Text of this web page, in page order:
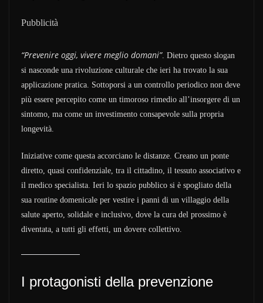
Pubblicità
“Prevenire oggi, vivere meglio domani”. Dietro questo slogan
si nasconde una rivoluzione culturale che ieri ha trovato la sua
applicazione pratica. Sottoporsi a un controllo periodico non deve
più essere percepito come un timoroso rimedio all’insorgere di un
sintomo, ma come un investimento consapevole sulla propria
longevità.
Iniziative come questa accorciano le distanze. Creano un ponte
diretto, quasi confidenziale, tra il cittadino, il tessuto associativo e
il medico specialista. Ieri lo spazio pubblico si è spogliato della
sua routine domenicale per vestire i panni di un villaggio della
salute aperto, solidale e inclusivo, dove la cura del prossimo è
diventata, a tutti gli effetti, un dovere collettivo.
I protagonisti della prevenzione